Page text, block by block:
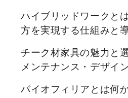
ハイブリッドワークと
方を実現する仕組みと
チーク材家具の魅力と
メンテナンス・デザイ
バイオフィリアとは何